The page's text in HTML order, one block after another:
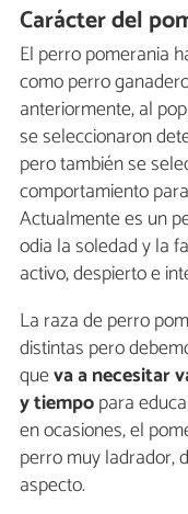
Carácter del
El perro pomerania
como perro
anteriormente, al
se seleccionaron
pero también se
comportamiento
Actualmente es un
odia la soledad y la
activo, despierto e
La raza de perro
distintas pero
queva a necesitar
y tiempopara
en ocasiones, el
perro muy ladrador,
aspecto.